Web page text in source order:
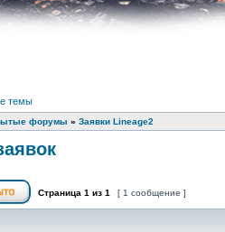
темы
форумы » Заявки Lineage2
Страница 1 из 1 [ 1 сообщение ]